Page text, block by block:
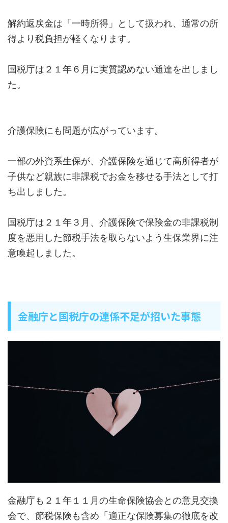
解約返戻金は「一時所得」として扱われ、通常の所
得より税負担が軽くなります。
国税庁は２１年６月に実質認めない通達を出しまし
た。
介護保険にも問題が広がっています。
一部の外資系生保が、介護保険を通じて高所得者が
子供など親族に非課税でお金を移せる手法として打
ち出しました。
国税庁は２１年３月、介護保険で保険金の非課税制
度を悪用した節税手法を取らないよう生保業界に注
意喚起しました。
金融庁と国税庁の連係不足が招いた事態
金融庁も２１年１１月の生命保険協会との意見交換
会で、節税保険も含め「適正な保険募集の徹底を改